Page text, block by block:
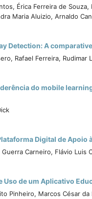
Érica Ferreira de Souza,
Maria Aluizio, Arnaldo
Detection: A
Rafael Ferreira, Rudimar
do mobile
Digital de
Carneiro, Flávio Luis
Uso de um Aplicativo
Pinheiro, Marcos César